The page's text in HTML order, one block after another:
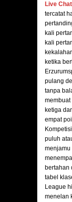
Live
tercatat
kali
kali
ketika
pulang
tanpa
ketiga
empat
puluh
menjamu
bertahan
tabel
League
menelan